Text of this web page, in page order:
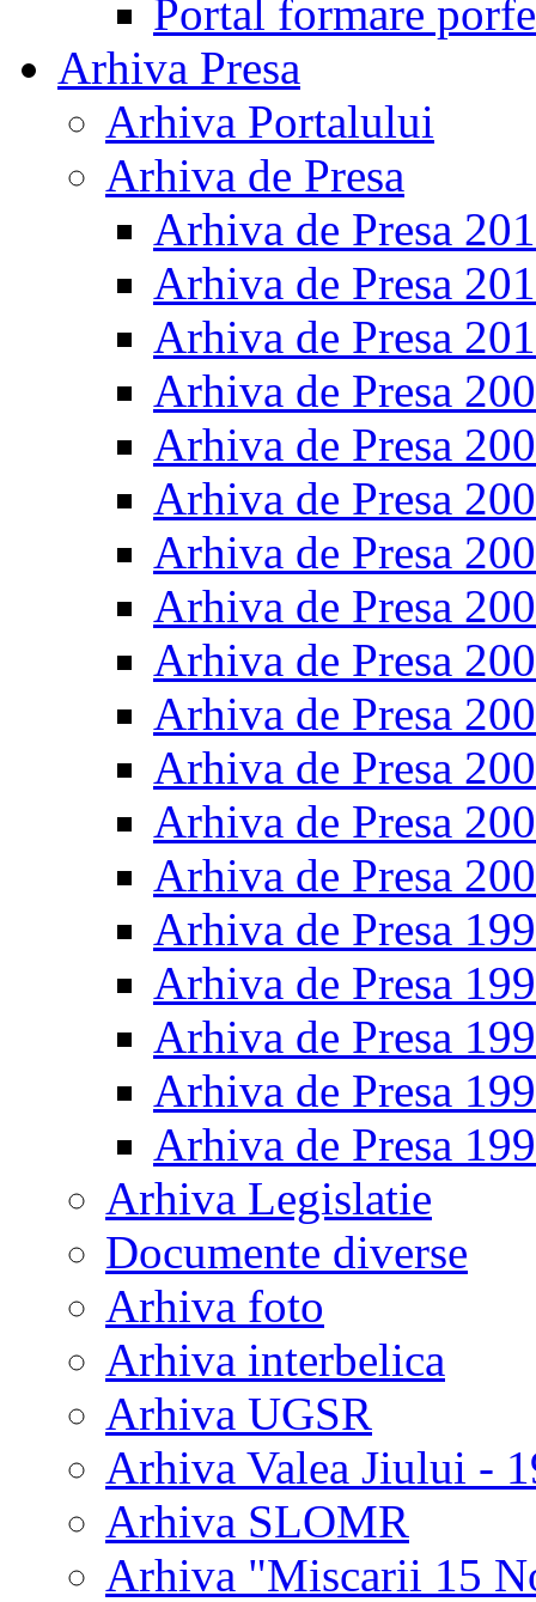
Portal formare
Arhiva Presa
Arhiva Portalului
Arhiva de Presa
Arhiva de Presa
Arhiva de Presa
Arhiva de Presa
Arhiva de Presa
Arhiva de Presa
Arhiva de Presa
Arhiva de Presa
Arhiva de Presa
Arhiva de Presa
Arhiva de Presa
Arhiva de Presa
Arhiva de Presa
Arhiva de Presa
Arhiva de Presa
Arhiva de Presa
Arhiva de Presa
Arhiva de Presa
Arhiva de Presa
Arhiva Legislatie
Documente diverse
Arhiva foto
Arhiva interbelica
Arhiva UGSR
Arhiva Valea Jiului -
Arhiva SLOMR
Arhiva "Miscarii 15